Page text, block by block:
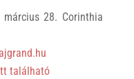
28. Corinthia
található